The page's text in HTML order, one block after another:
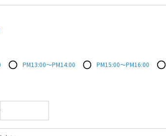
PM13:00～PM14:00 PM15:00～PM16:00